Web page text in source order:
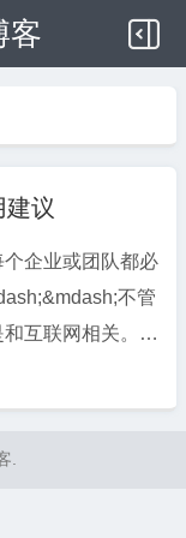
客
议
企业或团队都必
不管
互联网相关。我
个朋友的电话
，该用什么技
.